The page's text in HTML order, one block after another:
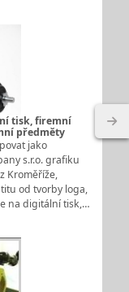
tisk, firemní
předměty
jako
s.r.o. grafiku
Kroměříže,
od tvorby loga,
na digitální tisk,…